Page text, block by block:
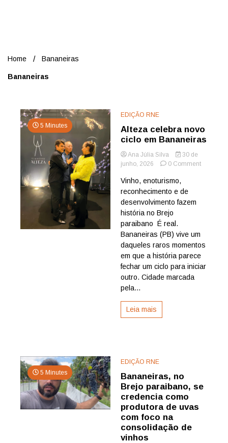
Home Bananeiras
Bananeiras
5 Minutes
EDIÇÃO RNE
Alteza celebra novo
ciclo em Bananeiras
Ana Júlia Silva
30 de
junho, 2026
0 Commenton
Vinho, enoturismo,
reconhecimento e de
desenvolvimento fazem
história no Brejo
paraibano É real.
Bananeiras (PB) vive um
daqueles raros momentos
em que a história parece
fechar um ciclo para iniciar
outro. Cidade marcada
pela...
Leia mais
5 Minutes
EDIÇÃO RNE
Bananeiras, no
Brejo paraibano, se
credencia como
produtora de uvas
com foco na
consolidação de
vinhos